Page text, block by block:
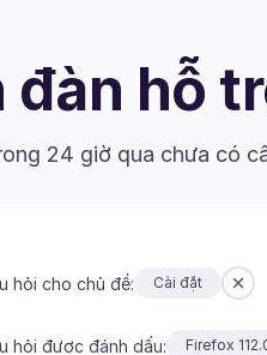
đàn hỗ
24 giờ qua chưa có
hỏi cho chủ đề: Cài đặt
hỏi được đánh dấu: Firefox